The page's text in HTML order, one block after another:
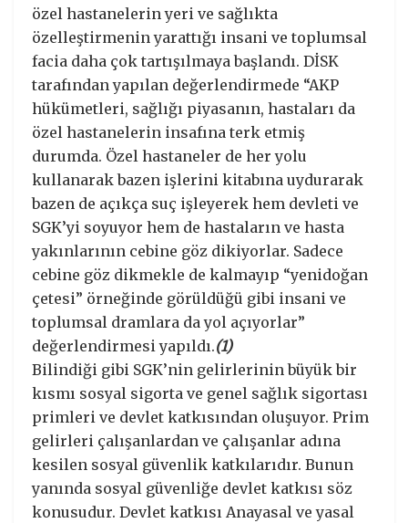
özel hastanelerin yeri ve sağlıkta
özelleştirmenin yarattığı insani ve toplumsal
facia daha çok tartışılmaya başlandı. DİSK
tarafından yapılan değerlendirmede “AKP
hükümetleri, sağlığı piyasanın, hastaları da
özel hastanelerin insafına terk etmiş
durumda. Özel hastaneler de her yolu
kullanarak bazen işlerini kitabına uydurarak
bazen de açıkça suç işleyerek hem devleti ve
SGK’yi soyuyor hem de hastaların ve hasta
yakınlarının cebine göz dikiyorlar. Sadece
cebine göz dikmekle de kalmayıp “yenidoğan
çetesi” örneğinde görüldüğü gibi insani ve
toplumsal dramlara da yol açıyorlar”
değerlendirmesi yapıldı.(1)
Bilindiği gibi SGK’nin gelirlerinin büyük bir
kısmı sosyal sigorta ve genel sağlık sigortası
primleri ve devlet katkısından oluşuyor. Prim
gelirleri çalışanlardan ve çalışanlar adına
kesilen sosyal güvenlik katkılarıdır. Bunun
yanında sosyal güvenliğe devlet katkısı söz
konusudur. Devlet katkısı Anayasal ve yasal